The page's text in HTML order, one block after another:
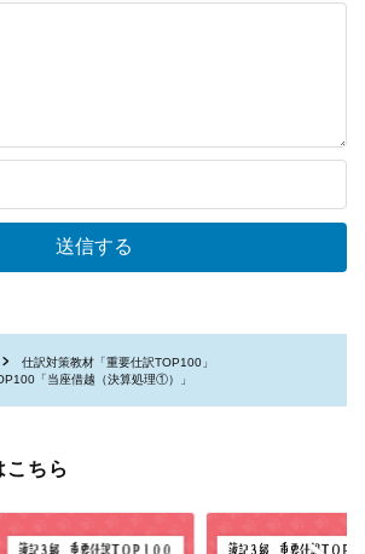
仕訳対策教材「重要仕訳TOP100」
「当座借越（決算処理①）」
こちら